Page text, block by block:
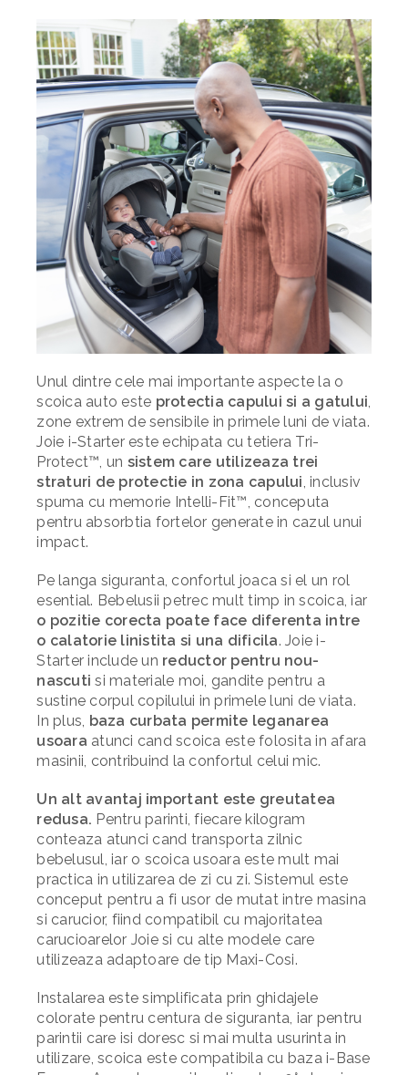
Unul dintre cele mai importante aspecte la o
scoica auto este protectia capului si a gatului,
zone extrem de sensibile in primele luni de viata.
Joie i-Starter este echipata cu tetiera Tri-
Protect™, un sistem care utilizeaza trei
straturi de protectie in zona capului, inclusiv
spuma cu memorie Intelli-Fit™, conceputa
pentru absorbtia fortelor generate in cazul unui
impact.
Pe langa siguranta, confortul joaca si el un rol
esential. Bebelusii petrec mult timp in scoica, iar
o pozitie corecta poate face diferenta intre
o calatorie linistita si una dificila. Joie i-
Starter include un reductor pentru nou-
nascuti si materiale moi, gandite pentru a
sustine corpul copilului in primele luni de viata.
In plus, baza curbata permite leganarea
usoara atunci cand scoica este folosita in afara
masinii, contribuind la confortul celui mic.
Un alt avantaj important este greutatea
redusa. Pentru parinti, fiecare kilogram
conteaza atunci cand transporta zilnic
bebelusul, iar o scoica usoara este mult mai
practica in utilizarea de zi cu zi. Sistemul este
conceput pentru a fi usor de mutat intre masina
si carucior, fiind compatibil cu majoritatea
carucioarelor Joie si cu alte modele care
utilizeaza adaptoare de tip Maxi-Cosi.
Instalarea este simplificata prin ghidajele
colorate pentru centura de siguranta, iar pentru
parintii care isi doresc si mai multa usurinta in
utilizare, scoica este compatibila cu baza i-Base